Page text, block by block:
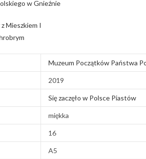
w Gnieźnie
Mieszkiem I
Muzeum Początków Państwa
2019
Się zaczęło w Polsce Piastów
miękka
16
A5